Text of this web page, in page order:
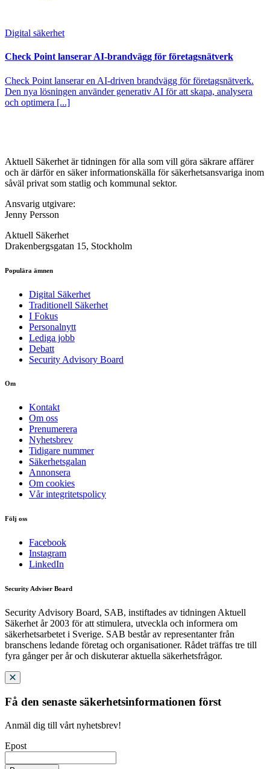
Digital säkerhet
Check Point lanserar AI-brandvägg för företagsnätverk
Check Point lanserar en AI-driven brandvägg för företagsnätverk.
Den nya lösningen använder generativ AI för att skapa, analysera
och optimera [...]
Aktuell Säkerhet är tidningen för alla som vill göra säkrare affärer
och är därför en säker informationskälla för säkerhets­ansvariga inom
såväl privat som statlig och kommunal sektor.
Ansvarig utgivare:
Jenny Persson
Aktuell Säkerhet
Drakenbergsgatan 15, Stockholm
Populära ämnen
Digital Säkerhet
Traditionell Säkerhet
I Fokus
Personalnytt
Lediga jobb
Debatt
Security Advisory Board
Om
Kontakt
Om oss
Prenumerera
Nyhetsbrev
Tidigare nummer
Säkerhetsgalan
Annonsera
Om cookies
Vår integritetspolicy
Följ oss
Facebook
Instagram
LinkedIn
Security Adviser Board
Security Advisory Board, SAB, instiftades av tidningen Aktuell
Säkerhet år 2003 för att stimulera, utveckla och informera om
säkerhetsarbetet i Sverige. SAB består av representanter från
branschens ledande företag och organisationer. Rådet träffas tre till
fyra gånger per år och diskuterar aktuella säkerhetsfrågor.
Få den senaste säkerhetsinformationen först
Anmäl dig till vårt nyhetsbrev!
Epost